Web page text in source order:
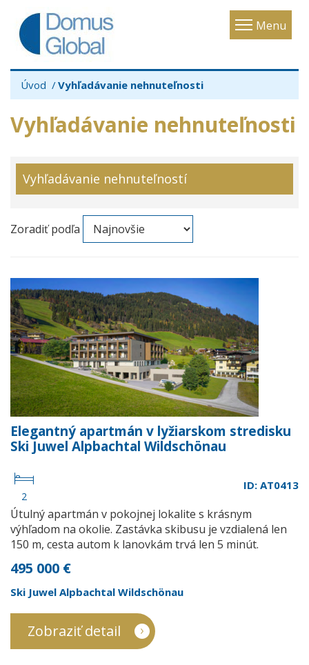
Menu
Toggle
Úvod Vyhľadávanie nehnuteľnosti
Vyhľadávanie nehnuteľnosti
Vyhľadávanie nehnuteľností
Zoradiť podľa
Elegantný apartmán v lyžiarskom stredisku
Ski Juwel Alpbachtal Wildschönau
2
ID: AT0413
Útulný apartmán v pokojnej lokalite s krásnym
výhľadom na okolie. Zastávka skibusu je vzdialená len
150 m, cesta autom k lanovkám trvá len 5 minút.
495 000 €
Ski Juwel Alpbachtal Wildschönau
Zobraziť detail